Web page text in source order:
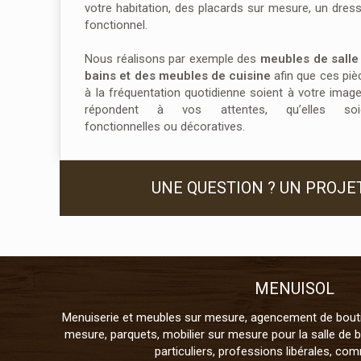
votre habitation, des placards sur mesure, un
fonctionnel.
Nous réalisons par exemple des meubles de
bains et des meubles de cuisine afin que ces
à la fréquentation quotidienne soient à votre
répondent à vos attentes, qu’elles
fonctionnelles ou décoratives.
UNE QUESTION ? UN
MENUISOL
Menuiserie et meubles sur mesure, agencement de
mesure, parquets, mobilier sur mesure pour la salle de
particuliers, professions libérales,